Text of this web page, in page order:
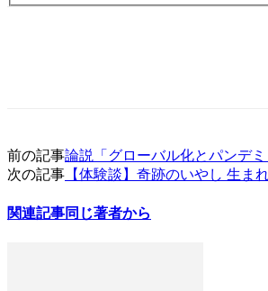
前の記事論説「グローバル化とパンデミ
次の記事 【体験談】奇跡のいやし 生ま
関連記事同じ著者から